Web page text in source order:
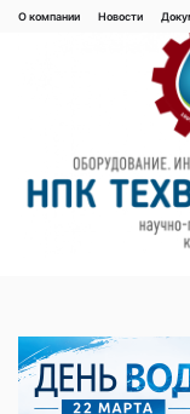
Перейти
О компании Новости